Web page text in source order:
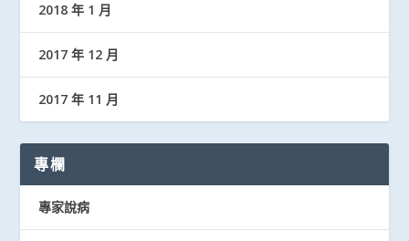
2018 年 1 月
2017 年 12 月
2017 年 11 月
專欄
專家說病